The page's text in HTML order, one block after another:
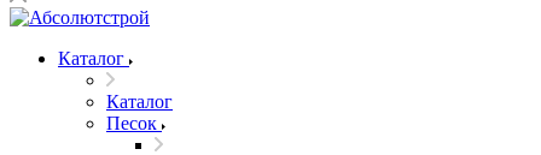
Каталог
Каталог
Песок